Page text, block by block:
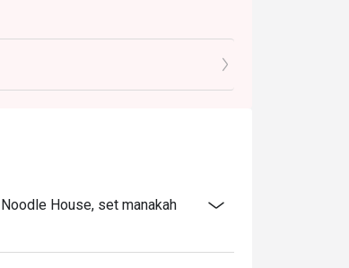
House, set manakah